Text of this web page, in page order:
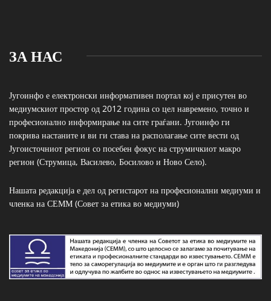
ЗА НАС
Југоинфо е електронски информативен портал кој е присутен во
медиумскиот простор од 2012 година со цел навремено, точно и
професионално информирање на сите граѓани. Југоинфо ги
покрива настаните и ви ги става на располагање сите вести од
Југоисточниот регион со посебен фокус на струмичкиот макро
регион (Струмица, Василево, Босилово и Ново Село).
Нашата редакција е дел од регистарот на професионални медиуми и
членка на СЕММ (Совет за етика во медиуми)